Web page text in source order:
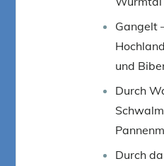
Gangelt
und
Durch
Durch